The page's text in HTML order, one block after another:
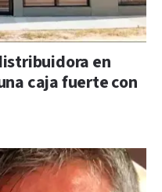
en
caja fuerte con